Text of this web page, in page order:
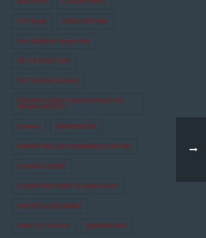
CPH Stage DANCE WITH ME
Den Skaldede Sangerinde
DET ER SÅ DET NYE
DET FILMISKE SELSKAB
EDWARD ALBEES HVEM ER BANGE FOR
VIRGINIA WOOLF?
Enetime FRANKENSTEIN
FRØKEN SMILLAS FORNEMMELSE FOR SNE
GODNAT ALBERT
GODNATHISTORIER TIL NABOLAGET
HESTESTOLESELSKABET
Hitler On The Roof HJERNEKASSEN